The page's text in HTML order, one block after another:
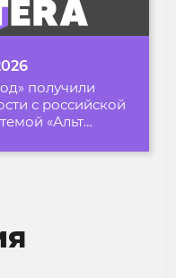
получили
с российской
«Альт